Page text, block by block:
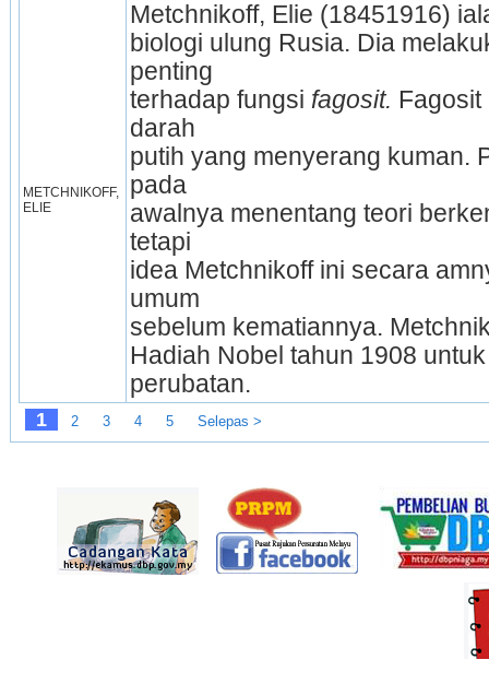
METCHNIKOFF,
ELIE
Metchnikoff, Elie (18451916)
biologi ulung Rusia. Dia
penting
terhadap fungsi fagosit.
darah
putih yang menyerang kuman.
pada
awalnya menentang teori
tetapi
idea Metchnikoff ini secara
umum
sebelum kematiannya.
Hadiah Nobel tahun 1908
perubatan.
1 2 3 4 5 Selepas >